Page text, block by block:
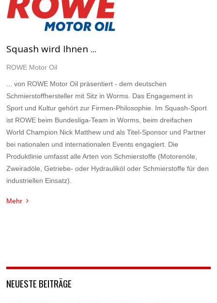
Squash wird Ihnen ...
ROWE Motor Oil
... von ROWE Motor Oil präsentiert - dem deutschen
Schmierstoffhersteller mit Sitz in Worms. Das Engagement in
Sport und Kultur gehört zur Firmen-Philosophie. Im Squash-Sport
ist ROWE beim Bundesliga-Team in Worms, beim dreifachen
World Champion Nick Matthew und als Titel-Sponsor und Partner
bei nationalen und internationalen Events engagiert. Die
Produktlinie umfasst alle Arten von Schmierstoffe (Motorenöle,
Zweiradöle, Getriebe- oder Hydrauliköl oder Schmierstoffe für den
industriellen Einsatz).
Mehr
NEUESTE BEITRÄGE